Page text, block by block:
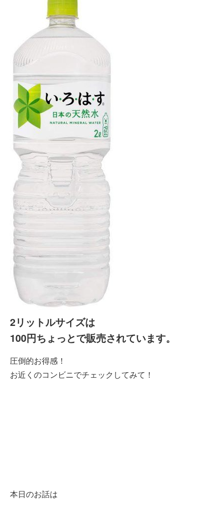
2リットルサイズは
100円ちょっとで販売されています。
圧倒的お得感！
お近くのコンビニでチェックしてみて！
本日のお話は